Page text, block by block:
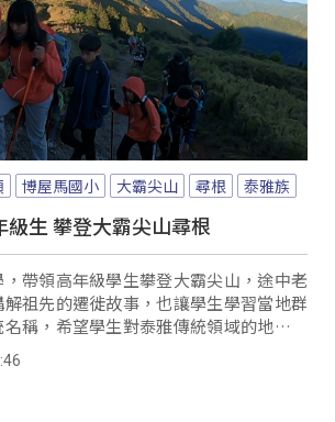
博屋馬國小 大霸尖山 尋根 泰雅族
級生 攀登大霸尖山尋根
帶領高年級學生攀登大霸尖山，途中老
祖先的遷徙故事，也讓學生學習當地群
稱，希望學生對泰雅傳統領域的地理環